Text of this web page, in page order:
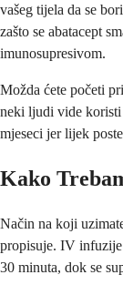
vašeg tijela da se
zašto se abatacept
imunosupresivom.
Možda ćete početi
neki ljudi vide koristi
mjeseci jer lijek
Kako
Način na koji
propisuje. IV
30 minuta, dok se